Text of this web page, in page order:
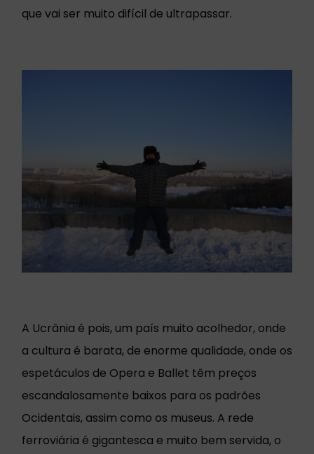
que vai ser muito difícil de ultrapassar.
A Ucrânia é pois, um país muito acolhedor, onde
a cultura é barata, de enorme qualidade, onde os
espetáculos de Opera e Ballet têm preços
escandalosamente baixos para os padrões
Ocidentais, assim como os museus. A rede
ferroviária é gigantesca e muito bem servida, o